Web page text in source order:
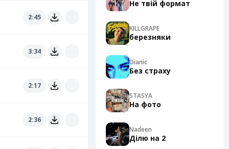
2:45
3:34
2:17
2:36
Не твій формат
KILLGRAPE
березняки
Dianic
Без страху
STASYA
На фото
Nadeen
Ділю на 2